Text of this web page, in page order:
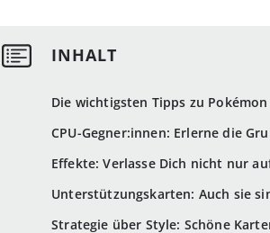
Die wichtigsten Tipps zu
CPU-Gegner:innen: Erlerne die
Effekte: Verlasse Dich nicht nur
Unterstützungskarten: Auch sie
Strategie über Style: Schöne